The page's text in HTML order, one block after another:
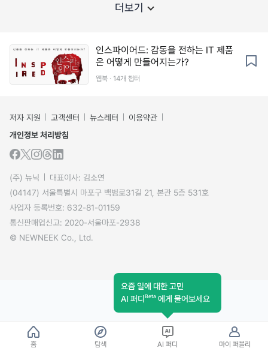
더보기
인스파이어드: 감동을 전하는 IT 제품
은 어떻게 만들어지는가?
웹북 · 14개 챕터
저자 지원 고객센터 뉴스레터
이용약관
개인정보 처리방침
(주) 뉴닉
대표이사: 김소연
(04147) 서울특별시 마포구 백범로31길 21, 본관 5층 531호
사업자 등록번호: 632-81-01159
통신판매업신고: 2020-서울마포-2938
© NEWNEEK Co., Ltd.
홈 탐색
요즘 일에 대한 고민
AI 퍼디Beta 에게 물어보세요
AI 퍼디 마이 퍼블리